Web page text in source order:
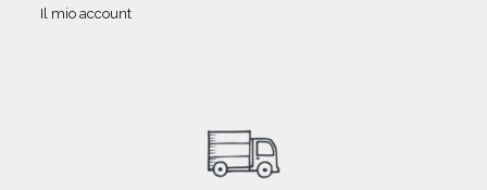
Il mio account